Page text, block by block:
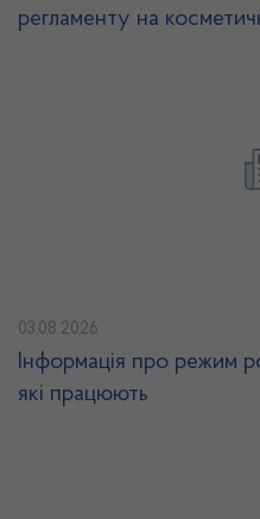
регламенту на
03.08.2026
Інформація про режим
які працюють